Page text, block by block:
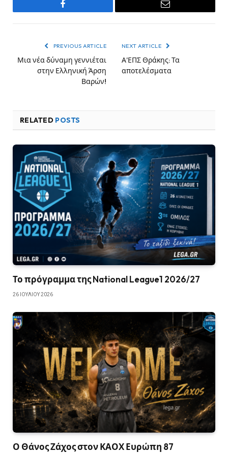
Facebook Email
PREVIOUS ARTICLE
Μια νέα δύναμη γεννιέται
στην Ελληνική Άρση
Βαρών!
NEXT ARTICLE
Α’ΕΠΣ Θράκης: Τα
αποτελέσματα
RELATED POSTS
Το πρόγραμμα της National League1 2026/27
26 ΙΟΥΛΊΟΥ 2026
Ο Θάνος Ζάχος στον ΚΑΟΧ Ευρώπη 87